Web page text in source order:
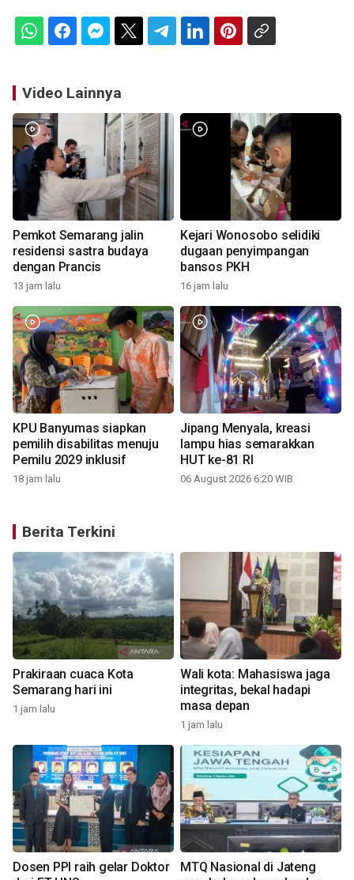
Video Lainnya
Pemkot Semarang jalin
residensi sastra budaya
dengan Prancis
13 jam lalu
Kejari Wonosobo selidiki
dugaan penyimpangan
bansos PKH
16 jam lalu
KPU Banyumas siapkan
pemilih disabilitas menuju
Pemilu 2029 inklusif
18 jam lalu
Jipang Menyala, kreasi
lampu hias semarakkan
HUT ke-81 RI
06 August 2026 6:20 WIB
Berita Terkini
Prakiraan cuaca Kota
Semarang hari ini
1 jam lalu
Wali kota: Mahasiswa jaga
integritas, bekal hadapi
masa depan
1 jam lalu
Dosen PPI raih gelar Doktor
MTQ Nasional di Jateng